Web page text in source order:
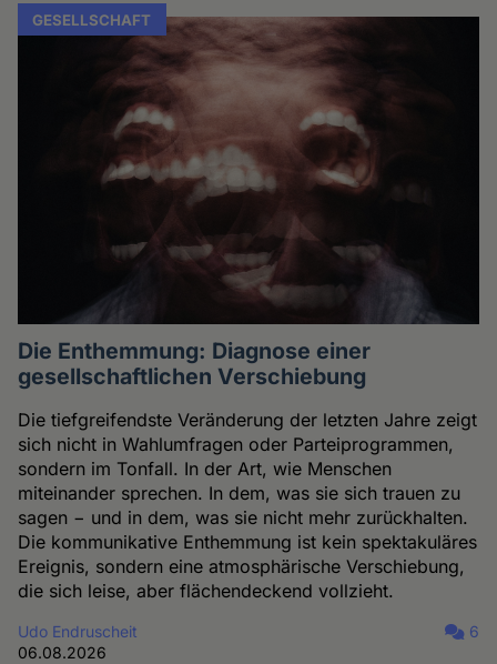
GESELLSCHAFT
Die Enthemmung: Diagnose einer
gesellschaftlichen Verschiebung
Die tiefgreifendste Veränderung der letzten Jahre zeigt
sich nicht in Wahlumfragen oder Parteiprogrammen,
sondern im Tonfall. In der Art, wie Menschen
miteinander sprechen. In dem, was sie sich trauen zu
sagen − und in dem, was sie nicht mehr zurückhalten.
Die kommunikative Enthemmung ist kein spektakuläres
Ereignis, sondern eine atmosphärische Verschiebung,
die sich leise, aber flächendeckend vollzieht.
Udo Endruscheit
06.08.2026
6